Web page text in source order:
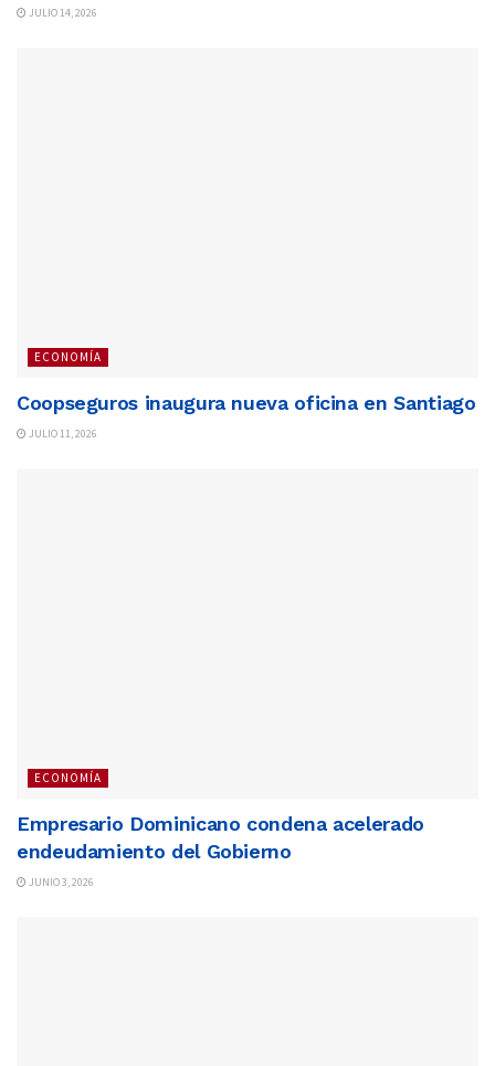
JULIO 14, 2026
ECONOMÍA
Coopseguros inaugura nueva oficina en Santiago
JULIO 11, 2026
ECONOMÍA
Empresario Dominicano condena acelerado
endeudamiento del Gobierno
JUNIO 3, 2026